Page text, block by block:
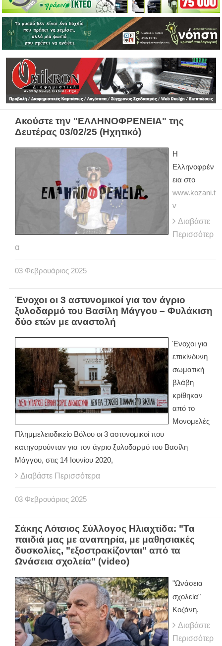
Ακούστε την "ΕΛΛΗΝΟΦΡΕΝΕΙΑ" της
Δευτέρας 03/02/25 (Ηχητικό)
Η
Ελληνοφρέν
εια στο
www.kozani.t
v
Διαβάστε
Περισσότερ
α
03 Φεβρουάριος 2025
Ένοχοι οι 3 αστυνομικοί για τον άγριο
ξυλοδαρμό του Βασίλη Μάγγου – Φυλάκιση
δύο ετών με αναστολή
Ένοχοι για
επικίνδυνη
σωματική
βλάβη
κρίθηκαν
από το
Μονομελές
Πλημμελειοδικείο Βόλου οι 3 αστυνομικοί που
κατηγορούνταν για τον άγριο ξυλοδαρμό του Βασίλη
Μάγγου, στις 14 Ιουνίου 2020,
Διαβάστε Περισσότερα
03 Φεβρουάριος 2025
Σάκης Λότσιος Σύλλογος Ηλιαχτίδα: "Τα
παιδιά μας με αναπηρία, με μαθησιακές
δυσκολίες, "εξοστρακίζονται" από τα
Ωνάσεια σχολεία" (video)
"Ωνάσεια
σχολεία"
Κοζάνη.
Διαβάστε
Περισσότερ